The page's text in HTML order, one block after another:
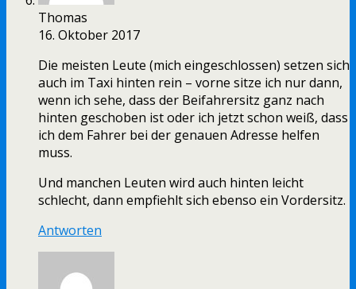
Thomas
16. Oktober 2017
Die meisten Leute (mich eingeschlossen) setzen sich
auch im Taxi hinten rein – vorne sitze ich nur dann,
wenn ich sehe, dass der Beifahrersitz ganz nach
hinten geschoben ist oder ich jetzt schon weiß, dass
ich dem Fahrer bei der genauen Adresse helfen
muss.
Und manchen Leuten wird auch hinten leicht
schlecht, dann empfiehlt sich ebenso ein Vordersitz.
Antworten